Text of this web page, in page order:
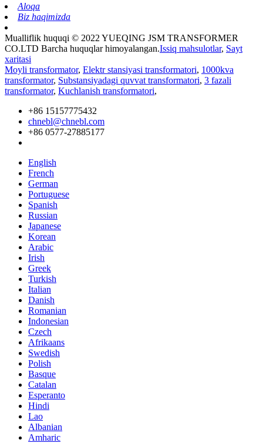
Aloqa
Biz haqimizda
Mualliflik huquqi © 2022 YUEQING JSM TRANSFORMER
CO.LTD Barcha huquqlar himoyalangan.Issiq mahsulotlar, Sayt
xaritasi
Moyli transformator, Elektr stansiyasi transformatori, 1000kva
transformator, Substansiyadagi quvvat transformatori, 3 fazali
transformator, Kuchlanish transformatori,
+86 15157775432
chnebl@chnebl.com
+86 0577-27885177
English
French
German
Portuguese
Spanish
Russian
Japanese
Korean
Arabic
Irish
Greek
Turkish
Italian
Danish
Romanian
Indonesian
Czech
Afrikaans
Swedish
Polish
Basque
Catalan
Esperanto
Hindi
Lao
Albanian
Amharic